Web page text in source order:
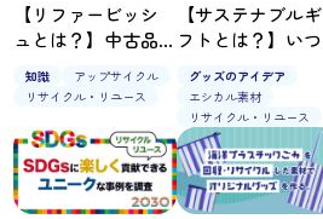
【リファービッシ
ュとは？】中古品
や初期不良品が整
備済み製品として
を解説
知識
アップサイクル
リサイクル・リユース
【サステナブルギ
フトとは？】いつ
もより少し特別感
を演出できるギフ
トアイデア
グッズのアイデア
エシカル素材
リサイクル・リユース